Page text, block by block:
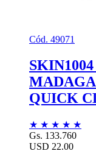
Cód. 49071
QUICK
★ ★ ★ ★ ★
Gs. 133.760
USD 22.00